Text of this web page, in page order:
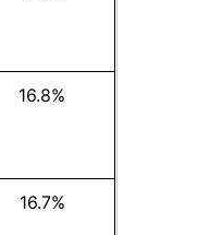
16.8%
16.7%